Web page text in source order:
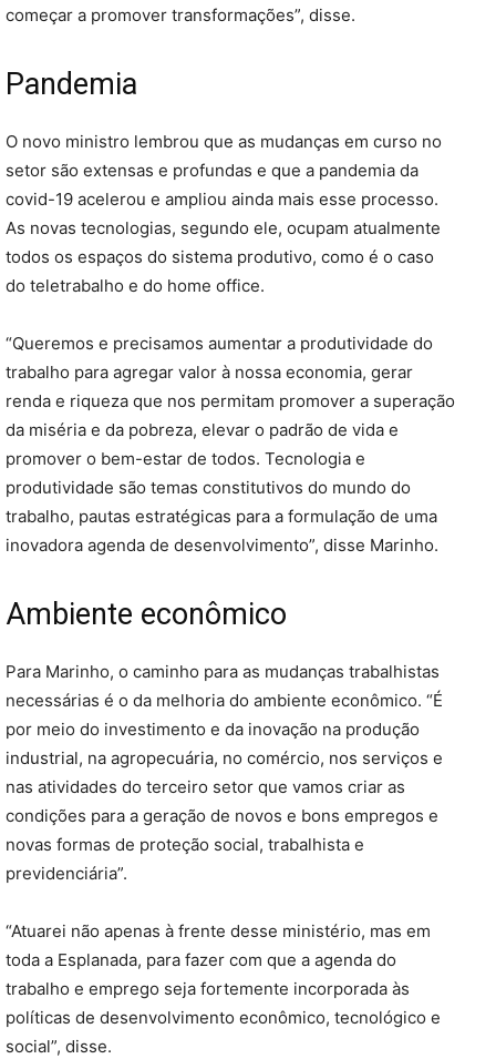
começar a promover transformações”, disse.
Pandemia
O novo ministro lembrou que as mudanças em curso no
setor são extensas e profundas e que a pandemia da
covid-19 acelerou e ampliou ainda mais esse processo.
As novas tecnologias, segundo ele, ocupam atualmente
todos os espaços do sistema produtivo, como é o caso
do teletrabalho e do home office.
“Queremos e precisamos aumentar a produtividade do
trabalho para agregar valor à nossa economia, gerar
renda e riqueza que nos permitam promover a superação
da miséria e da pobreza, elevar o padrão de vida e
promover o bem-estar de todos. Tecnologia e
produtividade são temas constitutivos do mundo do
trabalho, pautas estratégicas para a formulação de uma
inovadora agenda de desenvolvimento”, disse Marinho.
Ambiente econômico
Para Marinho, o caminho para as mudanças trabalhistas
necessárias é o da melhoria do ambiente econômico. “É
por meio do investimento e da inovação na produção
industrial, na agropecuária, no comércio, nos serviços e
nas atividades do terceiro setor que vamos criar as
condições para a geração de novos e bons empregos e
novas formas de proteção social, trabalhista e
previdenciária”.
“Atuarei não apenas à frente desse ministério, mas em
toda a Esplanada, para fazer com que a agenda do
trabalho e emprego seja fortemente incorporada às
políticas de desenvolvimento econômico, tecnológico e
social”, disse.